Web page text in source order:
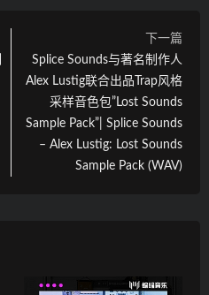
下一篇
Splice Sounds与著名制作人
Alex Lustig联合出品Trap风格
采样音色包”Lost Sounds
Sample Pack”| Splice Sounds
– Alex Lustig: Lost Sounds
Sample Pack (WAV)